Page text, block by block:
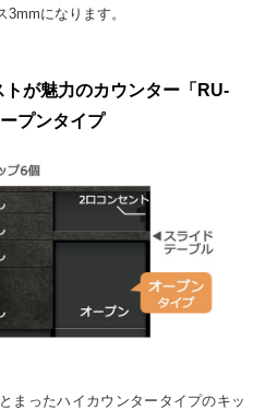
になります。
が魅力のカウンター「RU-
プンタイプ
まったハイカウンタータイプのキッ